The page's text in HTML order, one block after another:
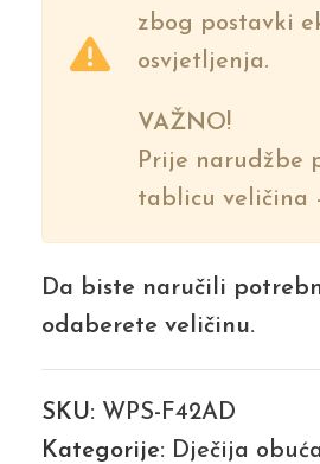
zbog postavki
osvjetljenja.
VAŽNO!
Prije narudžbe
tablicu veličina
Da biste naručili
odaberete veličinu.
SKU: WPS-F42AD
Kategorije: Dječija obuća